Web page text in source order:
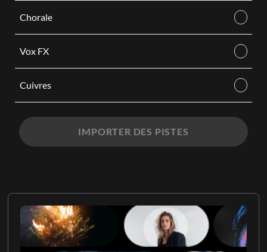
Chorale
Vox FX
Cuivres
IMPORTER DES PISTES